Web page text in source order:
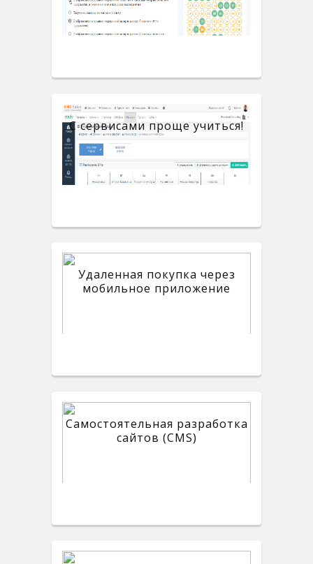
С сервисами проще учиться!
Удаленная покупка через
мобильное приложение
Самостоятельная разработка
сайтов (CMS)